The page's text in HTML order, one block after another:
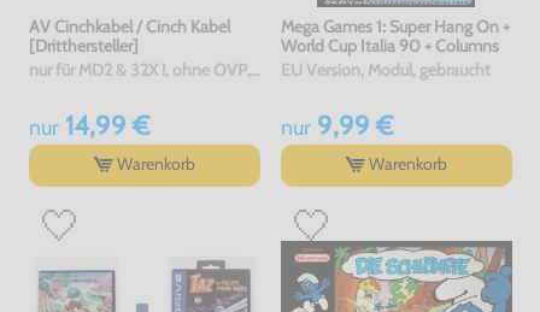
AV Cinchkabel / Cinch Kabel
[Dritthersteller]
nur für MD2 & 32X !, ohne OVP, NEU
nur14,99 €
Warenkorb
Mega Games 1: Super Hang On +
World Cup Italia 90 + Columns
EU Version, Modul, gebraucht
nur9,99 €
Warenkorb